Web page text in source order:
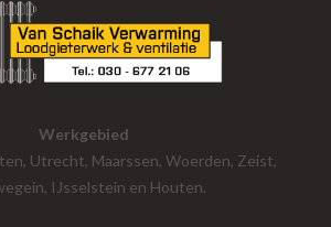
Werkgebied
Utrecht, Maarssen, Woerden, Zeist,
IJsselstein en Houten.